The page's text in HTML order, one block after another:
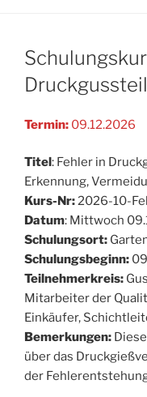
Termin: 09.12.2026
Titel: Fehler in
Erkennung,
Kurs-Nr:2026-10-
Datum: Mittwoch
Schulungsort:
Schulungsbeginn:
Teilnehmerkreis:
Mitarbeiter der
Einkäufer,
Bemerkungen:
über das
der